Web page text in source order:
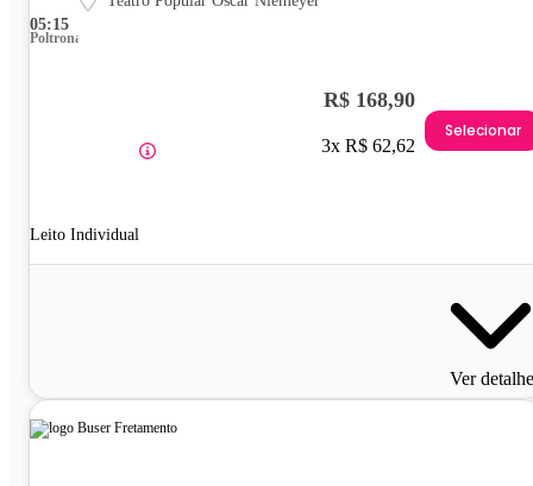
05:15
Poltrona
Leito Individual
R$ 168,90
3x R$ 62,62
Selecionar
Ver